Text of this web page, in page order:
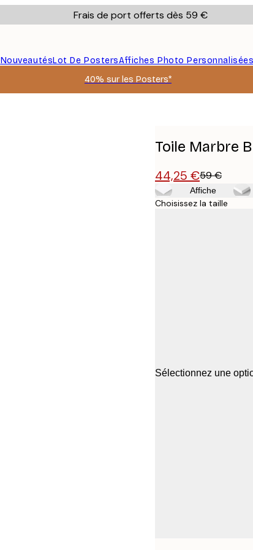
Frais de port offerts dès 59 €
NouveautésLot De PostersAffiches Photo
40% sur les Posters*
Toile Marbre
44,25 €59 €
Affiche
Choisissez la taille
Sélectionnez une